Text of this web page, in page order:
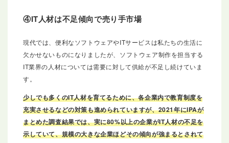
④IT人材は不足傾向で売り手市場
現代では、便利なソフトウェアやITサービスは私たちの生活に
欠かせないものになりましたが、ソフトウェア制作を担当する
IT業界の人材については需要に対して供給が不足し続けていま
す。
少しでも多くのIT人材を育てるために、各企業内で教育制度を
充実させるなどの対策も進められていますが、2021年にIPAが
まとめた調査結果では、実に80%以上の企業がIT人材の不足を
示していて、規模の大きな企業ほどその傾向が強まるとされて